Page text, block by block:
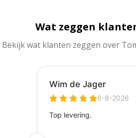
Wat zeggen
Bekijk wat klanten zeggen over